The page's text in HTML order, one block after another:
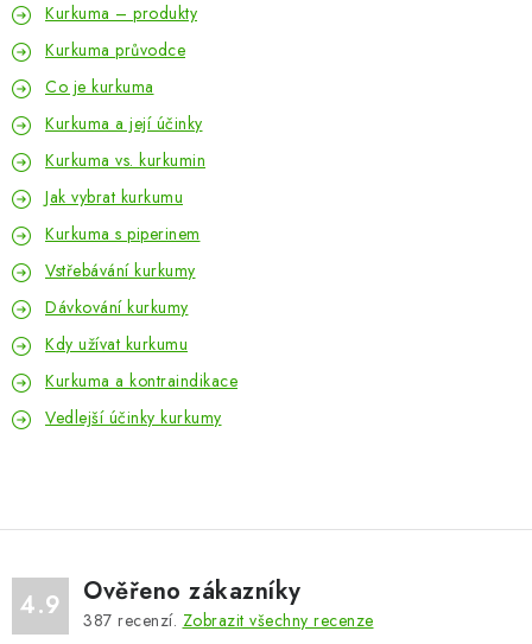
Kurkuma – produkty
Kurkuma průvodce
Co je kurkuma
Kurkuma a její účinky
Kurkuma vs. kurkumin
Jak vybrat kurkumu
Kurkuma s piperinem
Vstřebávání kurkumy
Dávkování kurkumy
Kdy užívat kurkumu
Kurkuma a kontraindikace
Vedlejší účinky kurkumy
4.9 Ověřeno zákazníky
387 recenzí. Zobrazit všechny recenze